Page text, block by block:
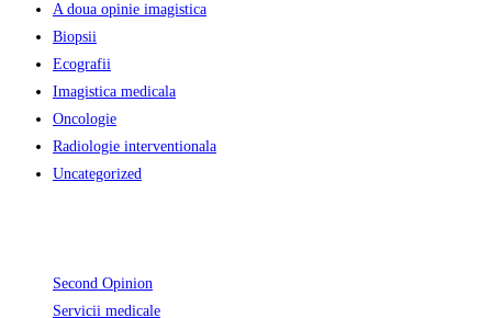
A doua opinie imagistica
Biopsii
Ecografii
Imagistica medicala
Oncologie
Radiologie interventionala
Uncategorized
Second Opinion
Servicii medicale